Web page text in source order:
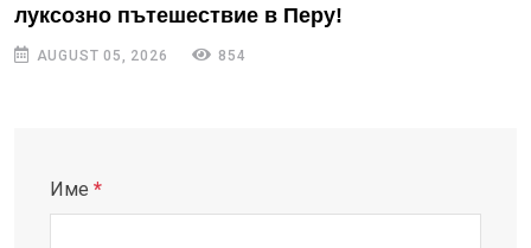
луксозно пътешествие в Перу!
AUGUST 05, 2026 854
Име *